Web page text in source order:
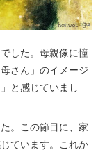
した。母親像に憧
さん」のイメージ
と感じていまし
。この節目に、家
ています。これか